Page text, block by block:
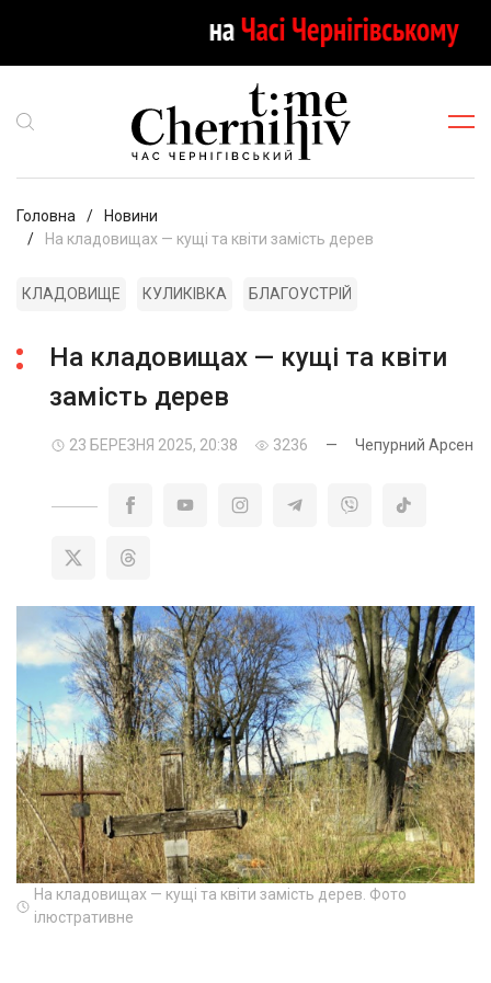
Головна
Новини
На кладовищах — кущі та квіти замість дерев
КЛАДОВИЩЕ КУЛИКІВКА БЛАГОУСТРІЙ
На кладовищах — кущі та квіти
замість дерев
23 БЕРЕЗНЯ 2025, 20:38 3236 — Чепурний Арсен
На кладовищах — кущі та квіти замість дерев. Фото
ілюстративне